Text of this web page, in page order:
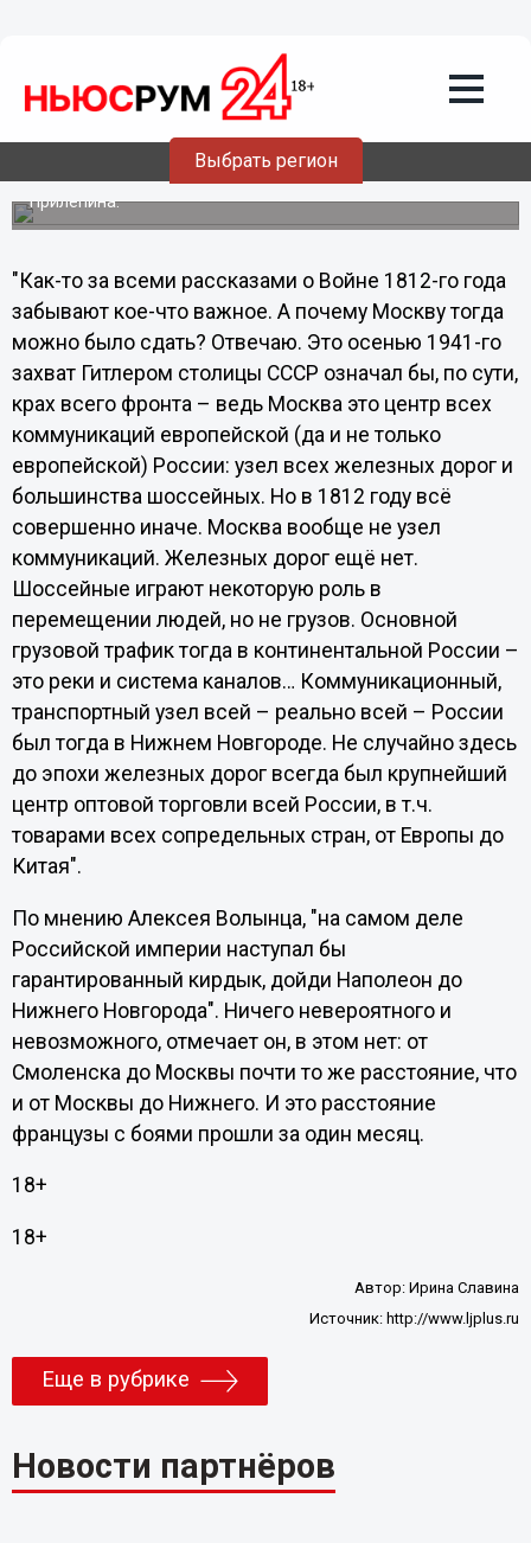
Выбрать регион
Наполеон вошел в Москву
"На самом деле Российской империи наступал бы
гарантированный кирдык, дойди Наполеон до Нижнего
Новгорода", - пишет по этому поводу в своем блоге
историк и публицист Алексей Волынец, в прошлом
редактор газеты "Лимонка" и один первых публикаторов
нашего уже широко известного земляка Захара
Прилепина.
"Как-то за всеми рассказами о Войне 1812-го года
забывают кое-что важное. А почему Москву тогда
можно было сдать? Отвечаю. Это осенью 1941-го
захват Гитлером столицы СССР означал бы, по сути,
крах всего фронта – ведь Москва это центр всех
коммуникаций европейской (да и не только
европейской) России: узел всех железных дорог и
большинства шоссейных. Но в 1812 году всё
совершенно иначе. Москва вообще не узел
коммуникаций. Железных дорог ещё нет.
Шоссейные играют некоторую роль в
перемещении людей, но не грузов. Основной
грузовой трафик тогда в континентальной России –
это реки и система каналов… Коммуникационный,
транспортный узел всей – реально всей – России
был тогда в Нижнем Новгороде. Не случайно здесь
до эпохи железных дорог всегда был крупнейший
центр оптовой торговли всей России, в т.ч.
товарами всех сопредельных стран, от Европы до
Китая".
По мнению Алексея Волынца, "на самом деле
Российской империи наступал бы
гарантированный кирдык, дойди Наполеон до
Нижнего Новгорода". Ничего невероятного и
невозможного, отмечает он, в этом нет: от
Смоленска до Москвы почти то же расстояние, что
и от Москвы до Нижнего. И это расстояние
французы с боями прошли за один месяц.
18+
18+
Автор:Ирина Славина
Источник: http://www.ljplus.ru
Еще в рубрике
Новости партнёров